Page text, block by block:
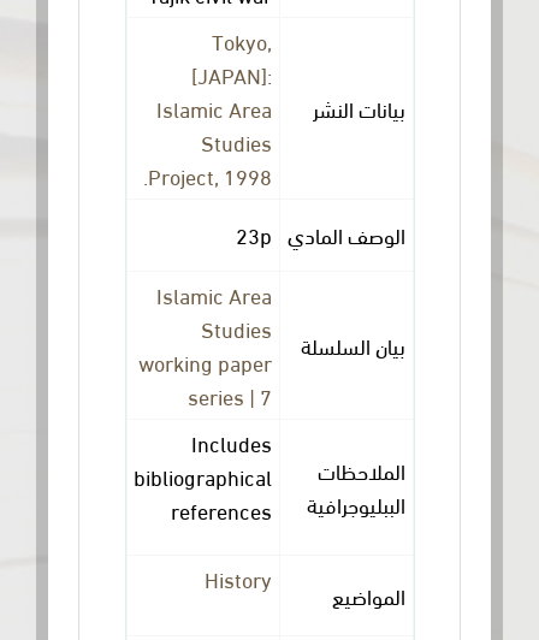
بيانات النشر
Tokyo,
[JAPAN]:
Islamic Area
Studies
Project, 1998.
الوصف المادي
23p
بيان السلسلة
Islamic Area
Studies
working paper
series | 7
الملاحظات
الببليوجرافية
Includes
bibliographical
references
المواضيع
History